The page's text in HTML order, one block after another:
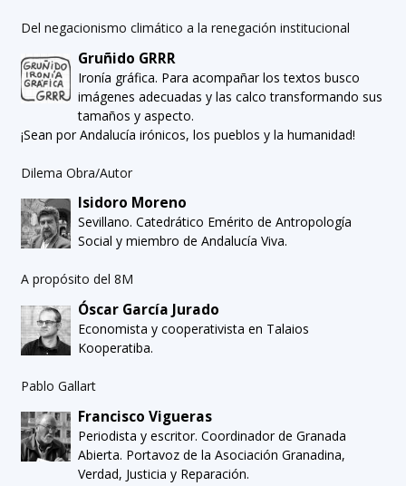
Del negacionismo climático a la renegación institucional
Gruñido GRRR
Ironía gráfica. Para acompañar los textos busco
imágenes adecuadas y las calco transformando sus
tamaños y aspecto.
¡Sean por Andalucía irónicos, los pueblos y la humanidad!
Dilema Obra/Autor
Isidoro Moreno
Sevillano. Catedrático Emérito de Antropología
Social y miembro de Andalucía Viva.
A propósito del 8M
Óscar García Jurado
Economista y cooperativista en Talaios
Kooperatiba.
Pablo Gallart
Francisco Vigueras
Periodista y escritor. Coordinador de Granada
Abierta. Portavoz de la Asociación Granadina,
Verdad, Justicia y Reparación.